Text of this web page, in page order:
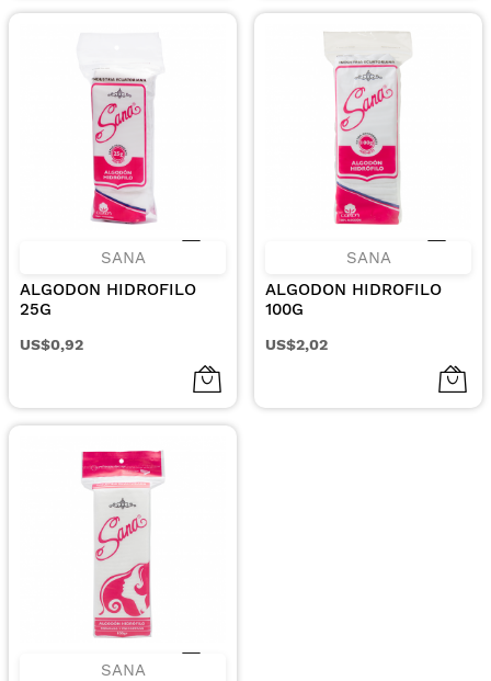
SANA
ALGODON HIDROFILO
25G
US$0,92
SANA
ALGODON HIDROFILO
100G
US$2,02
SANA